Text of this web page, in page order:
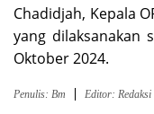
Chadidjah, Kepala
yang dilaksanakan
Oktober 2024.
Penulis: Bm Editor: Redaksi